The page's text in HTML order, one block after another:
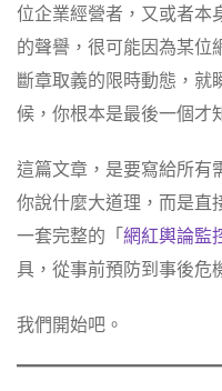
位企業經營者，又或者本
的聲譽，很可能因為某位
斷章取義的限時動態，就
候，你根本是最後一個才
這篇文章，是要寫給所有
你說什麼大道理，而是直
一套完整的「網紅輿論監
具，從事前預防到事後危
我們開始吧。